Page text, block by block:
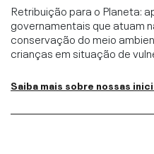
Retribuição para o Planeta:
governamentais que atuam
conservação do meio
crianças em situação de
Saiba mais sobre nossas